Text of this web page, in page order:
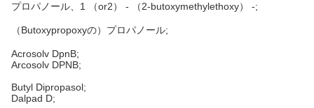
プロパノール、1 （or2） - （2-butoxymethylethoxy） -;
（Butoxypropoxyの）プロパノール;
Acrosolv DpnB;
Arcosolv DPNB;
Butyl Dipropasol;
Dalpad D;